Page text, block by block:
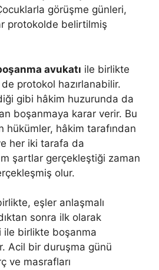
görüşme günleri,
protokolde belirtilmiş
avukatı ile birlikte
protokol hazırlanabilir.
gibi hâkim huzurunda da
boşanmaya karar verir. Bu
hükümler, hâkim tarafından
her iki tarafa da
şartlar gerçekleştiği zaman
olur.
eşler anlaşmalı
sonra ilk olarak
ile birlikte boşanma
Acil bir duruşma günü
ve masrafları